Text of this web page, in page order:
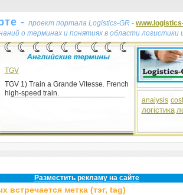
- проект портала Logistics-GR -
о терминах и понятиях в области
TGV
TGV 1) Train a Grande Vitesse. French
high-speed train.
analysis cost
логістика
Разместить рекламу на сайте
встречается метка (тэг, tag)